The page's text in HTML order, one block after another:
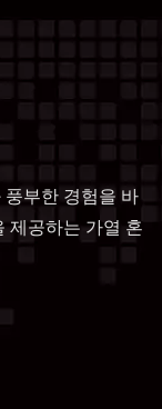
부한 경험을 바
제공하는 가열 혼